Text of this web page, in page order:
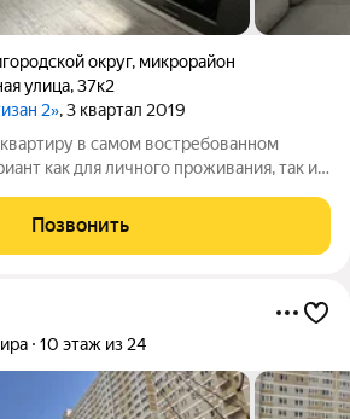
округ, микрорайон
улица,37к2
2», 3 квартал 2019
в самом востребованном
как для личного проживания, так и
вещи - Остановка транспорта
Позвонить
10 этаж из 24